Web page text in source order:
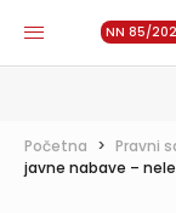
NN 85/
Početna > Pravni
javne nabave –